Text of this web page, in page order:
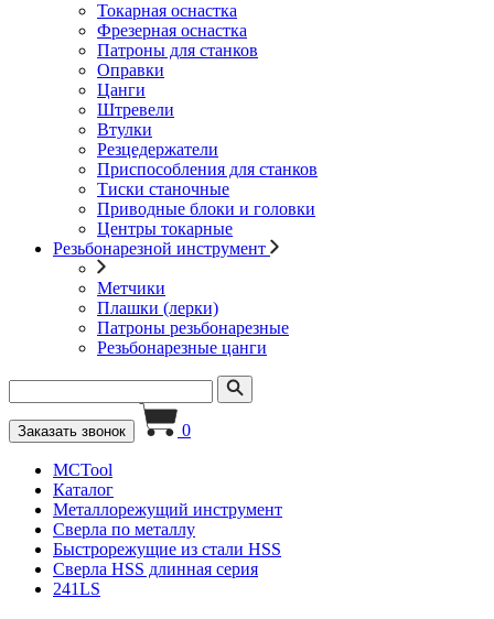
Токарная оснастка
Фрезерная оснастка
Патроны для станков
Оправки
Цанги
Штревели
Втулки
Резцедержатели
Приспособления для станков
Тиски станочные
Приводные блоки и головки
Центры токарные
Резьбонарезной инструмент
Метчики
Плашки (лерки)
Патроны резьбонарезные
Резьбонарезные цанги
Заказать звонок 0
MCTool
Каталог
Металлорежущий инструмент
Сверла по металлу
Быстрорежущие из стали HSS
Сверла HSS длинная серия
241LS